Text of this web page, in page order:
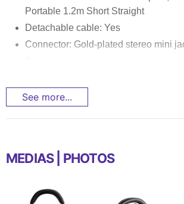
Portable 1.2m Short Straight
Detachable cable: Yes
Connector: Gold-plated stereo mini
See more...
MEDIAS | PHOTOS